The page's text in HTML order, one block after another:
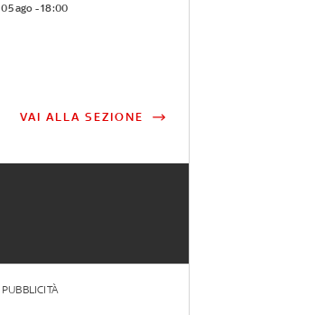
05 ago - 18:00
VAI ALLA SEZIONE
PUBBLICITÀ